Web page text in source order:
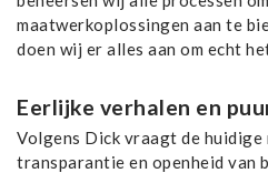
maatwerkoplossingen aan te
doen wij er alles aan om echt
Eerlijke verhalen en
Volgens Dick vraagt de huidige
transparantie en openheid van